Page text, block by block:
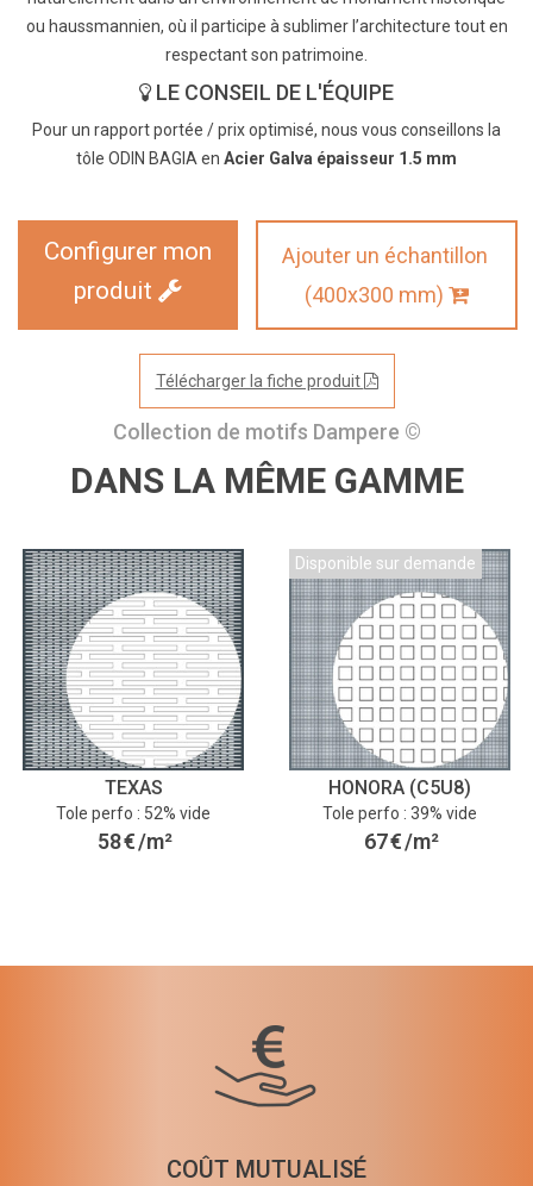
ou haussmannien, où il participe à sublimer l’architecture tout en
respectant son patrimoine.
LE CONSEIL DE L'ÉQUIPE
Pour un rapport portée / prix optimisé, nous vous conseillons la
tôle ODIN BAGIA en Acier Galva épaisseur 1.5 mm
Configurer mon
produit
Ajouter un échantillon
(400x300 mm)
Télécharger la fiche produit
Collection de motifs Dampere ©
DANS LA MÊME GAMME
TEXAS
Tole perfo : 52% vide
58€/m²
Disponible sur demande
HONORA (C5U8)
Tole perfo : 39% vide
67€/m²
COÛT MUTUALISÉ